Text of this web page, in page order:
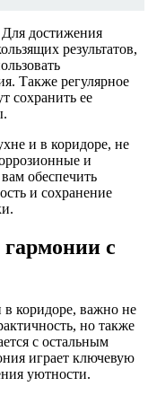
достижения
результатов,
Также регулярное
сохранить ее
и в коридоре, не
и
обеспечить
и сохранение
с
коридоре, важно не
но также
с остальным
играет ключевую
уютности.